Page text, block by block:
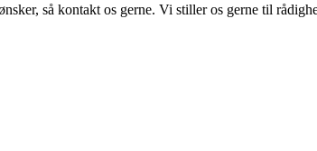
så kontakt os gerne. Vi stiller os gerne til